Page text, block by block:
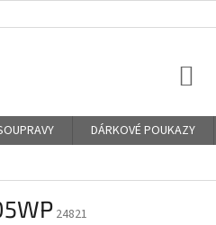
DÁRKOVÉ POUKAZY
24821